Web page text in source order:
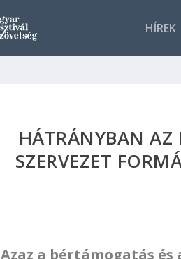
HÍREK
HÁTRÁNYBAN AZ
SZERVEZET
Azaz a bértámogatás és